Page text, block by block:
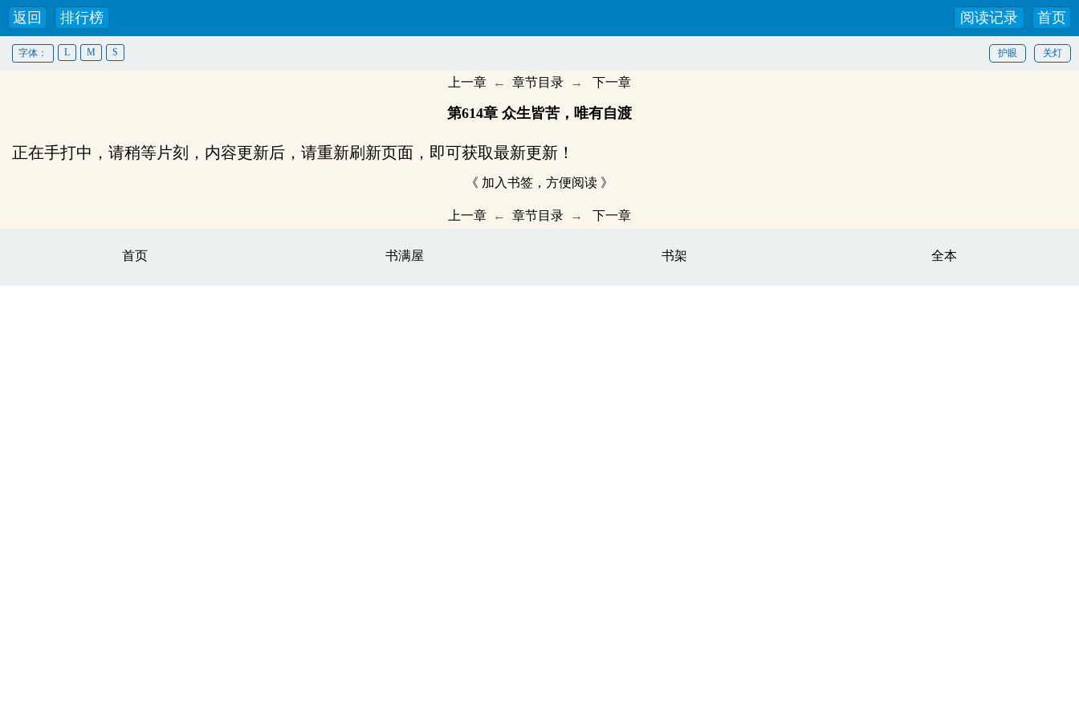
返回 排行榜 首页
阅读记录
关灯
护眼
字体： L M S
上一章 ← 章节目录 → 下一章
第614章 众生皆苦，唯有自渡
正在手打中，请稍等片刻，内容更新后，请重新刷新页面，即可获取最新更新！
《 加入书签，方便阅读 》
上一章 ← 章节目录 → 下一章
首页 书满屋 书架 全本